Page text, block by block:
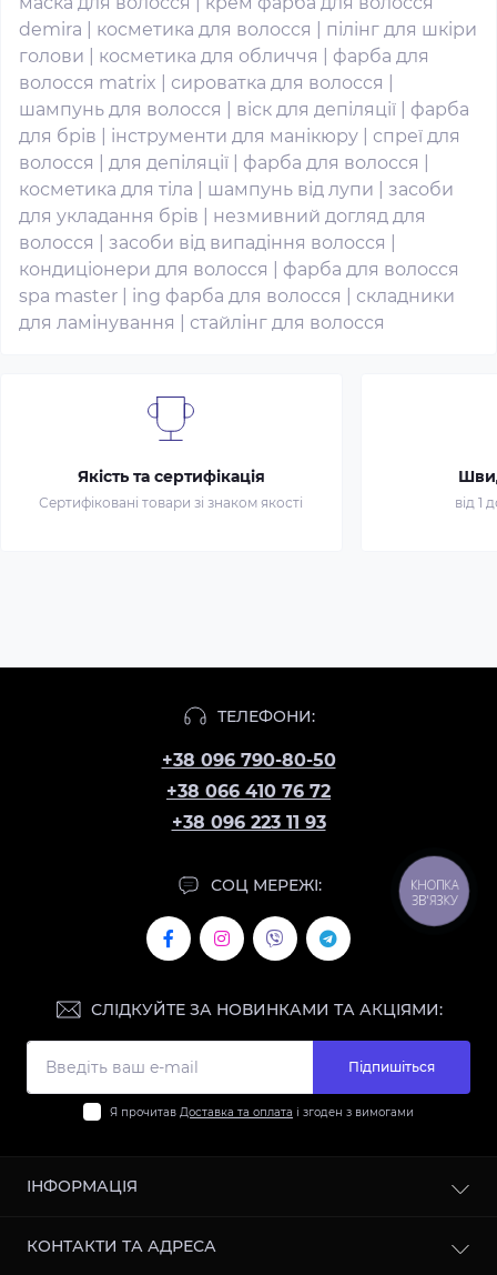
demira
косметика для волосся
пілінг для шкіри
голови
косметика для обличчя
фарба для
волосся matrix
сироватка для волосся
шампунь для волосся
віск для депіляції
фарба
для брів
інструменти для манікюру
спреї для
волосся
для депіляції фарба для волосся
косметика для тіла
шампунь від лупи
засоби
для укладання брів
незмивний догляд для
волосся
засоби від випадіння волосся
кондиціонери для волосся
фарба для волосся
spa master
ing фарба для волосся
складники
для ламінування
стайлінг для волосся
Якість та сертифікація
Сертифіковані товари зі знаком якості від 1
ТЕЛЕФОНИ:
+38 096 790-80-50
+38 066 410 76 72
+38 096 223 11 93
СОЦ МЕРЕЖІ:
СЛІДКУЙТЕ ЗА НОВИНКАМИ ТА АКЦІЯМИ:
Підпишіться
Я прочитав Доставка та оплата і згоден з вимогами
ІНФОРМАЦІЯ
Доставка та оплата
КОНТАКТИ ТА АДРЕСА
КНОПКА
ЗВ'ЯЗКУ